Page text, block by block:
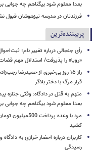
بعدا معلوم شود بیگناهم چه جوابی
فرزندتان در مدرسه تیزهوشان قبول
پربیننده‌ترین
رأی جنجالی درباره تغییر نام؛
«رویا» را پذیرفت/ استدلال مهم
راز ۱۵ روز بی‌خبری از حمیدرضا
قرار مرگ با دختر بلاگر
متهم به قتل در دادگاه: وقتی جنازه
بعدا معلوم شود بیگناهم چه جوابی
مرد با وعده
کشید
کاربران درباره احضار خرازی به
رسیدگی